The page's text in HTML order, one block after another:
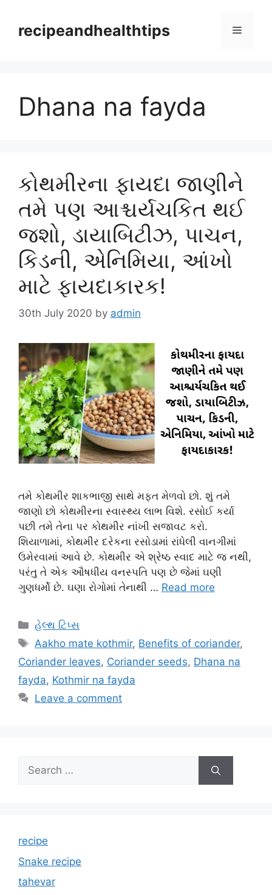
contentrecipeandhealthtips Menu
Dhana na fayda
કોથમીરના ફાયદા જાણીને
તમે પણ આશ્ચર્યચકિત થઈ
જશો, ડાયાબિટીઝ, પાચન,
કિડની, એનિમિયા, આંખો
માટે ફાયદાકારક!
30th July 2020 by admin
તમે કોથમીર શાકભાજી સાથે મફત મેળવો છો. શું તમે
જાણો છો કોથમીરના સ્વાસ્થ્ય લાભ વિશે. રસોઈ કર્યા
પછી તમે તેના પર કોથમીર નાંખી સજાવટ કરો.
શિયાળામાં, કોથમીર દરેકના રસોડામાં રાંધેલી વાનગીમાં
ઉમેરવામાં આવે છે. કોથમીર એ શ્રેષ્ઠ સ્વાદ માટે જ નથી,
પરંતુ તે એક ઔષધીય વનસ્પતિ પણ છે જેમાં ઘણી
ગુણધર્મો છે. ઘણા રોગોમાં તેનાથી … Read more
Categories
હેલ્થ ટિપ્સ
Tags
Aakho mate kothmir, Benefits of coriander,
Coriander leaves, Coriander seeds, Dhana na
fayda, Kothmir na fayda
Leave a comment
Search
for:
recipe
Snake recipe
tahevar